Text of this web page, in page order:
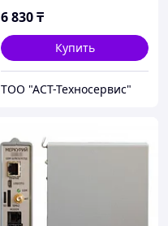
6 830₸
Купить
ТОО "АСТ-Техносервис"